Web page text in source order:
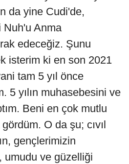
da yine Cudi'de,
Nuh'u Anma
edeceğiz. Şunu
isterim ki en son 2021
tam 5 yıl önce
5 yılın muhasebesini ve
Beni en çok mutlu
O da şu; cıvıl
gençlerimizin
umudu ve güzelliği